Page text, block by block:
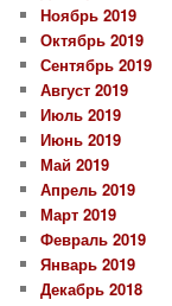
Ноябрь 2019
Октябрь 2019
Сентябрь 2019
Август 2019
Июль 2019
Июнь 2019
Май 2019
Апрель 2019
Март 2019
Февраль 2019
Январь 2019
Декабрь 2018